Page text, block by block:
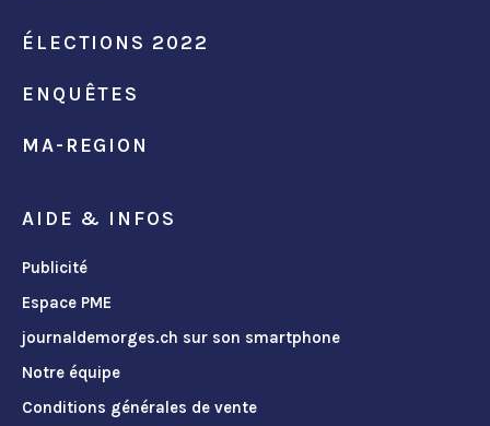
ÉLECTIONS 2022
ENQUÊTES
MA-REGION
AIDE & INFOS
Publicité
Espace PME
journaldemorges.ch sur son smartphone
Notre équipe
Conditions générales de vente